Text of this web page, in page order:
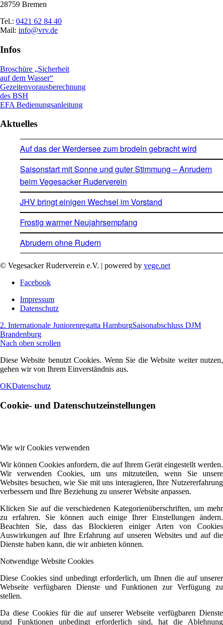
28759 Bremen
Tel.: 0421 62 84 40
Mail: info@vrv.de
Infos
Broschüre „Sicherheit
auf dem Wasser“
Gezeitenvorausberechnung
des BSH
EFA Bedienungsanleitung
Aktuelles
Auf das der Werdersee zum brodeln gebracht wird
Saisonstart mit Sonne und guter Stimmung – Anrudern
beim Vegesacker Ruderverein
JHV bringt einigen Wechsel im Vorstand
Frostig warmer Neujahrsempfang
Abrudern ohne Rudern
© Vegesacker Ruderverein e.V. | powered by vege.net
Facebook
Impressum
Datenschutz
2. Internationale Juniorenregatta HamburgSaisonabschluss DJM
Brandenburg
Nach oben scrollen
Diese Website benutzt Cookies. Wenn Sie die Website weiter nutzen,
gehen wir von Ihrem Einverständnis aus.
OKDatenschutz
Cookie- und Datenschutzeinstellungen
Wie wir Cookies verwenden
Wir können Cookies anfordern, die auf Ihrem Gerät eingestellt werden.
Wir verwenden Cookies, um uns mitzuteilen, wenn Sie unsere
Websites besuchen, wie Sie mit uns interagieren, Ihre Nutzererfahrung
verbessern und Ihre Beziehung zu unserer Website anpassen.
Klicken Sie auf die verschiedenen Kategorienüberschriften, um mehr
zu erfahren. Sie können auch einige Ihrer Einstellungen ändern.
Beachten Sie, dass das Blockieren einiger Arten von Cookies
Auswirkungen auf Ihre Erfahrung auf unseren Websites und auf die
Dienste haben kann, die wir anbieten können.
Notwendige Website Cookies
Diese Cookies sind unbedingt erforderlich, um Ihnen die auf unserer
Webseite verfügbaren Dienste und Funktionen zur Verfügung zu
stellen.
Da diese Cookies für die auf unserer Webseite verfügbaren Dienste
und Funktionen unbedingt erforderlich sind, hat die Ablehnung